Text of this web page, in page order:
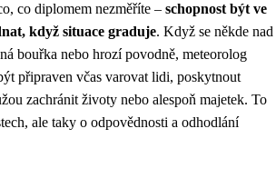
co diplomem nezměříte – schopnost být ve
když situace graduje. Když se někde nad
bouřka nebo hrozí povodně, meteorolog
připraven včas varovat lidi, poskytnout
zachránit životy nebo alespoň majetek. To
ale taky o odpovědnosti a odhodlání